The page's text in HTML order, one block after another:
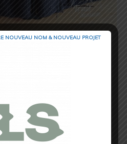
radicale à des
armatures et ma
porte pas plus mal. Et
ce que j’ai toujours
en rien l’effet
ma toute récente
NOUVEAU NOM & NOUVEAU PROJET